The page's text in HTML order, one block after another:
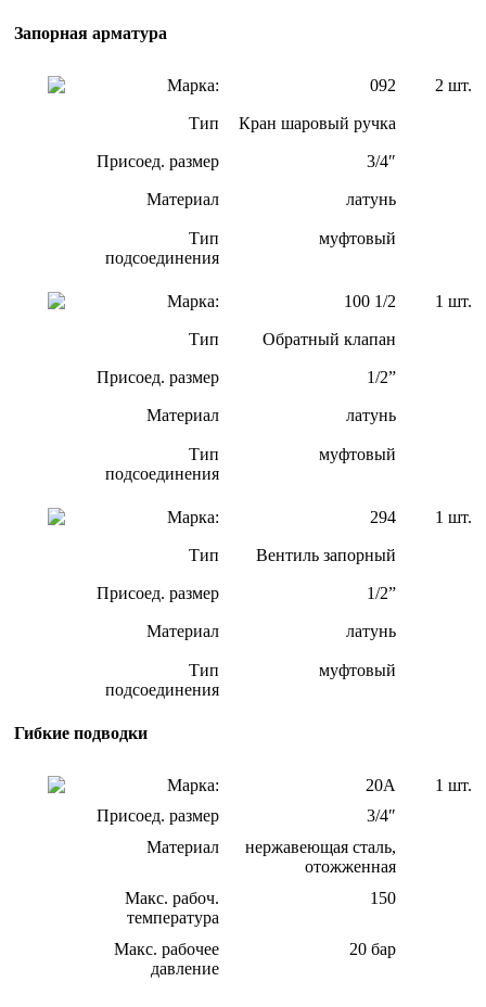
Запорная арматура
Марка: 092 2 шт.
Тип Кран шаровый ручка
Присоед. размер 3/4″
Материал латунь
Тип
подсоединения
муфтовый
Марка: 100 1/2 1 шт.
Тип Обратный клапан
Присоед. размер 1/2”
Материал латунь
Тип
подсоединения
муфтовый
Марка: 294 1 шт.
Тип Вентиль запорный
Присоед. размер 1/2”
Материал латунь
Тип
подсоединения
муфтовый
Гибкие подводки
Марка: 20А
1 шт.
Присоед. размер
3/4″
Материал
нержавеющая сталь,
отожженная
Макс. рабоч.
температура
150
Макс. рабочее
давление
20 бар